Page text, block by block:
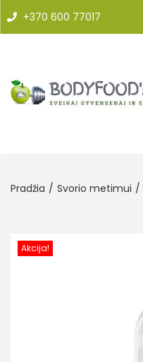
+370 600 77017
Pradžia / Svorio metimui /
Akcija!